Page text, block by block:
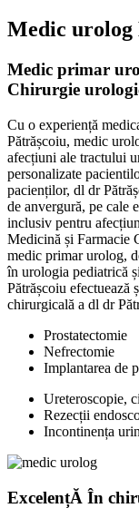
Medic urolog
Medic primar
Chirurgie
Cu o experiență
Pătrășcoiu, medic
afecțiuni ale tractului
personalizate
pacienților, dl dr
de anvergură, pe cale
inclusiv pentru
Medicină și Farmacie
medic primar urolog,
în urologia pediatrică
Pătrășcoiu efectuează
chirurgicală a dl dr
Prostatectomie
Nefrectomie
Implantarea de
Ureteroscopie,
Rezecții
Incontinența
ExcelențĂ În